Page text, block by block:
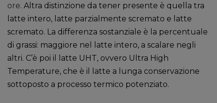
ore. Altra distinzione da tener presente è quella tra
latte intero, latte parzialmente scremato e latte
scremato. La differenza sostanziale è la percentuale
di grassi: maggiore nel latte intero, a scalare negli
altri. C’è poi il latte UHT, ovvero Ultra High
Temperature, che è il latte a lunga conservazione
sottoposto a processo termico potenziato.